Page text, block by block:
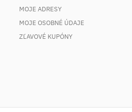
MOJE ADRESY
MOJE OSOBNÉ ÚDAJE
ZĽAVOVÉ KUPÓNY